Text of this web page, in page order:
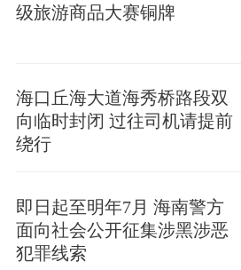
级旅游商品大赛铜牌
海口丘海大道海秀桥路段双
向临时封闭 过往司机请提前
绕行
即日起至明年7月 海南警方
面向社会公开征集涉黑涉恶
犯罪线索